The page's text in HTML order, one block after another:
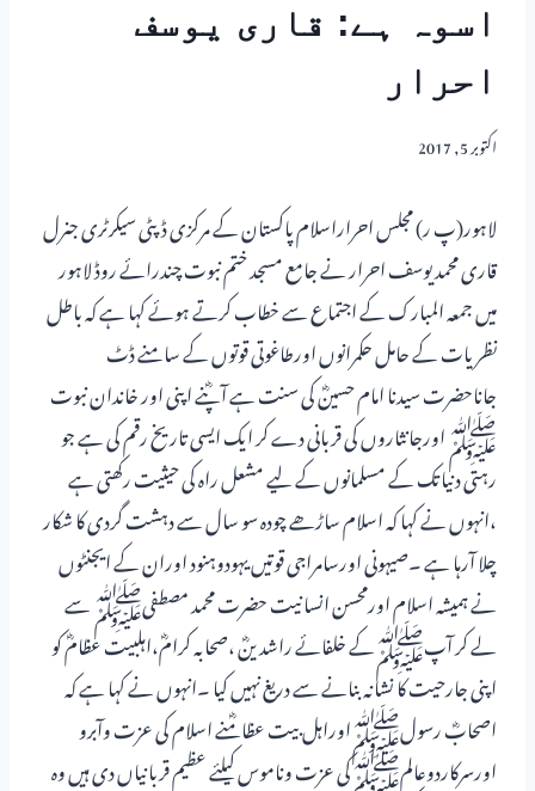
اسوہ ہے: قاری یوسف
احرار
اکتوبر 5, 2017
لاہور(پ ر) مجلس احراراسلام پاکستان کے مرکزی ڈپٹی سیکرٹری جنرل
قاری محمد یوسف احرار نے جامع مسجد ختم نبوت چندرائے روڈ لاہور
میں جمعہ المبارک کے اجتماع سے خطاب کرتے ہوئے کہا ہے کہ باطل
نظریات کے حامل حکمرانوں اورطاغوتی قوتوں کے سامنے ڈٹ
جاناحضرت سیدنا امام حسینؓ کی سنت ہے آپؓنے اپنی اور خاندان نبوت
ﷺ اورجانثاروں کی قربانی دے کر ایک ایسی تاریخ رقم کی ہے جو
رہتی دنیاتک کے مسلمانوں کے لیے مشعل راہ کی حیثیت رکھتی ہے
،انہوں نے کہا کہ اسلام ساڑھے چودہ سو سال سے دہشت گردی کا شکار
چلا آرہا ہے ۔صیہونی اورسامراجی قوتیں یہودوہنود اوران کے ایجنٹوں
نے ہمیشہ اسلام اورمحسن انسانیت حضرت محمد مصطفیﷺ سے
لے کر آپﷺکے خلفائے راشدینؓ ،صحابہ کرامؓ،اہلبیت عظامؓ کو
اپنی جارحیت کا نشانہ بنانے سے دریغ نہیں کیا ۔انہوں نے کہا ہے کہ
اصحابؓ رسولﷺاوراہل بیت عظامؓنے اسلام کی عزت وآبرو
اورسرکاردوعالمﷺکی عزت وناموس کیلئے عظیم قربانیاں دی ہیں وہ